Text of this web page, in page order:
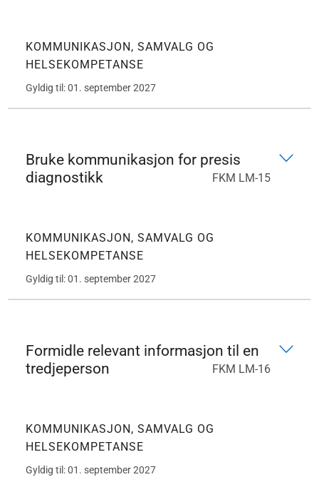
KOMMUNIKASJON, SAMVALG OG
HELSEKOMPETANSE
Gyldig til: 01. september 2027
Bruke kommunikasjon for presis
diagnostikk
FKM LM-15
KOMMUNIKASJON, SAMVALG OG
HELSEKOMPETANSE
Gyldig til: 01. september 2027
Formidle relevant informasjon til en
tredjeperson
FKM LM-16
KOMMUNIKASJON, SAMVALG OG
HELSEKOMPETANSE
Gyldig til: 01. september 2027